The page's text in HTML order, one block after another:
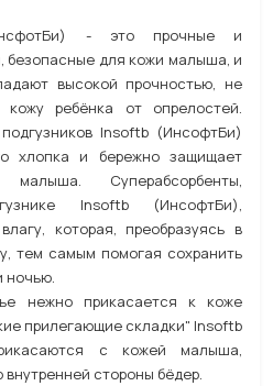
- это прочные и
безопасные для кожи малыша, и
высокой прочностью, не
ребёнка от опрелостей.
Insoftb (ИнсофтБи)
хлопка и бережно защищает
малыша. Суперабсорбенты,
Insoftb (ИнсофтБи),
которая, преобразуясь в
тем самым помогая сохранить
ночью.
нежно прикасается к коже
прилегающие складки" Insoftb
с кожей малыша,
стороны бёдер.